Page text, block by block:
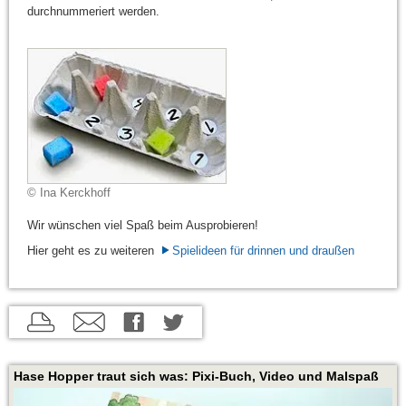
durchnummeriert werden.
© Ina Kerckhoff
Wir wünschen viel Spaß beim Ausprobieren!
Hier geht es zu weiteren
Spielideen für drinnen und draußen
aktuelle
drucken
aktuelle
per
E-
aktuelle
auf
Twitter
teilen
Hase Hopper traut sich was: Pixi-Buch, Video und Malspaß